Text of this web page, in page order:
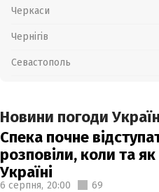
Черкаси
Чернігів
Севастополь
Новини погоди
Спека почне
розповіли, коли та
Україні
6 серпня, 20:00 69